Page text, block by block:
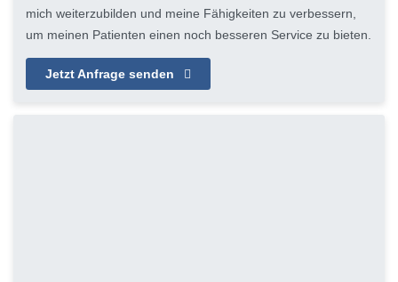
mich weiterzubilden und meine Fähigkeiten zu verbessern,
um meinen Patienten einen noch besseren Service zu bieten.
Jetzt Anfrage senden